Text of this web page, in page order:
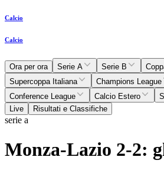
Calcio
Calcio
Ora per ora Serie A Serie B
Supercoppa Italiana
Champions League
Conference League
Calcio Estero
Live
Risultati e Classifiche
serie a
Monza-Lazio 2-2: